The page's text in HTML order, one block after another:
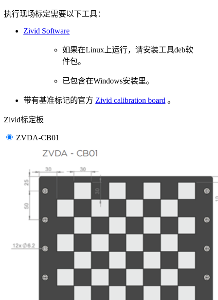
执行现场标定需要以下工具：
Zivid Software
如果在Linux上运行，请安装工具deb软
件包。
已包含在Windows安装里。
带有基准标记的官方 Zivid calibration board 。
Zivid标定板
ZVDA-CB01